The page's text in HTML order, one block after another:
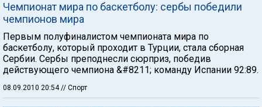
Чемпионат мира по баскетболу: сербы победили
чемпионов мира
Первым полуфиналистом чемпионата мира по
баскетболу, который проходит в Турции, стала сборная
Сербии. Сербы преподнесли сюрприз, победив
действующего чемпиона &#8211; команду Испании 92:89.
08.09.2010 20:54// Спорт